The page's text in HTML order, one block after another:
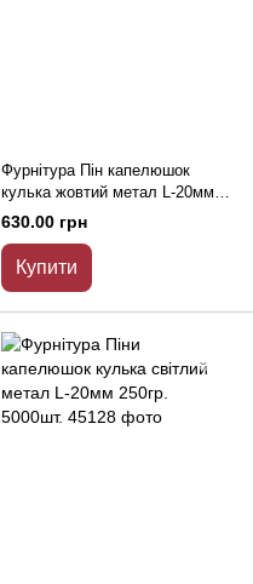
Фурнітура Пін капелюшок
кулька жовтий метал L-20мм
250гр.5000шт.
630.00 грн
Купити